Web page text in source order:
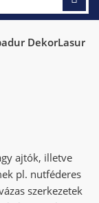
DekorLasur
ajtók, illetve
pl. nutféderes
szerkezetek